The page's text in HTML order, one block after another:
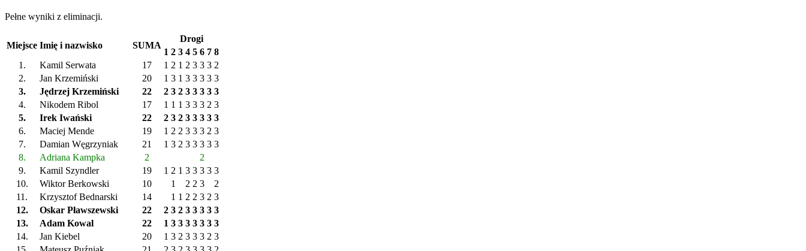
Pełne wyniki z eliminacji.
Miejsce Imię i nazwisko SUMA
Drogi
1 2 3 4 5 6 7 8
1.
Kamil Serwata 17 1 2 1 2 3 3 3 2
2.
Jan Krzemiński 20 1 3 1 3 3 3 3 3
3.
Jędrzej Krzemiński 22 2 3 2 3 3 3 3 3
4.
Nikodem Ribol 17 1 1 1 3 3 3 2 3
5.
Irek Iwański 22 2 3 2 3 3 3 3 3
6.
Maciej Mende 19 1 2 2 3 3 3 2 3
7.
Damian Węgrzyniak 21 1 3 2 3 3 3 3 3
8.
Adriana Kampka 2
2
9.
Kamil Szyndler 19 1 2 1 3 3 3 3 3
10.
Wiktor Berkowski 10 1 2 2 3
2
11.
Krzysztof Bednarski 14 1 1 2 2 3 2 3
12.
Oskar Pławszewski 22 2 3 2 3 3 3 3 3
13.
Adam Kowal 22 1 3 3 3 3 3 3 3
14.
Jan Kiebel 20 1 3 2 3 3 3 2 3